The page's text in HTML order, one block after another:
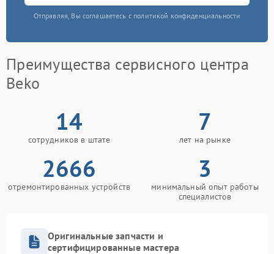
Отправляя, Вы соглашаетесь с политикой конфиденциальности
Преимущества сервисного центра
Beko
14
сотрудников в штате
7
лет на рынке
2666
отремонтированных устройств
3
минимальный опыт работы
специалистов
Оригинальные запчасти и
сертифицированные мастера